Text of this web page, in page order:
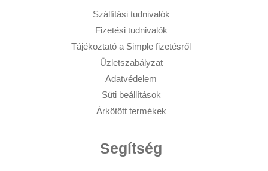
Szállítási tudnivalók
Fizetési tudnivalók
Tájékoztató a Simple fizetésről
Üzletszabályzat
Adatvédelem
Süti beállítások
Árkötött termékek
Segítség